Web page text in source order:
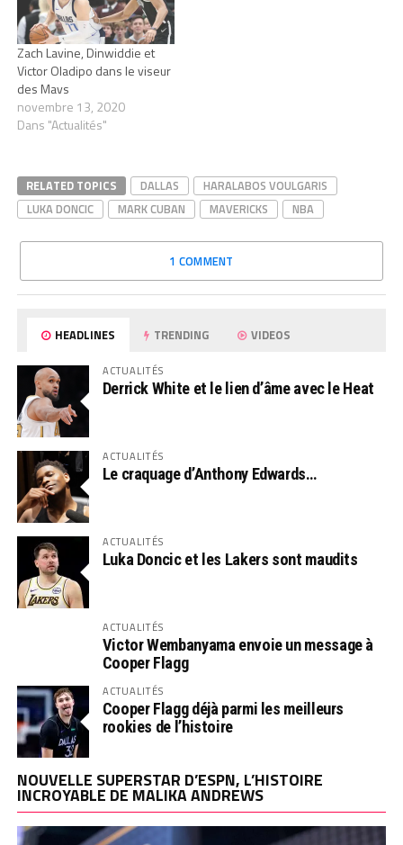
Zach Lavine, Dinwiddie et
Victor Oladipo dans le viseur
des Mavs
novembre 13, 2020
Dans "Actualités"
RELATED TOPICS DALLAS
HARALABOS VOULGARIS
LUKA DONCIC
MARK CUBAN MAVERICKS NBA
1 COMMENT
HEADLINES TRENDING VIDEOS
ACTUALITÉS
Derrick White et le lien d’âme avec le Heat
ACTUALITÉS
Le craquage d’Anthony Edwards…
ACTUALITÉS
Luka Doncic et les Lakers sont maudits
ACTUALITÉS
Victor Wembanyama envoie un message à
Cooper Flagg
ACTUALITÉS
Cooper Flagg déjà parmi les meilleurs
rookies de l’histoire
NOUVELLE SUPERSTAR D’ESPN, L’HISTOIRE
INCROYABLE DE MALIKA ANDREWS